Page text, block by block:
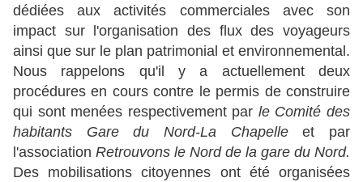
dédiées aux activités commerciales avec son
impact sur l'organisation des flux des voyageurs
ainsi que sur le plan patrimonial et environnemental.
Nous rappelons qu'il y a actuellement deux
procédures en cours contre le permis de construire
qui sont menées respectivement par le Comité des
habitants Gare du Nord-La Chapelleet par
l'association Retrouvons le Nord de la gare du Nord.
Des mobilisations citoyennes ont été organisées